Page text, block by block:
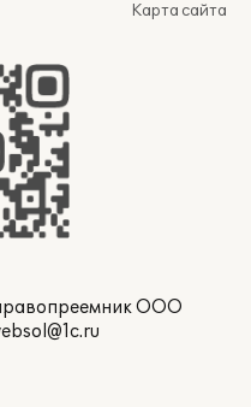
Карта сайта
ООО